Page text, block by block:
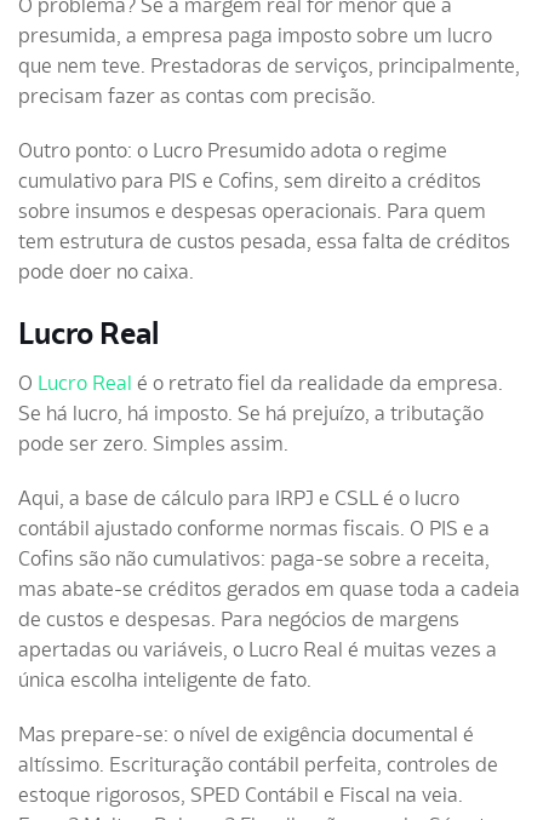
O problema? Se a margem real for menor que a
presumida, a empresa paga imposto sobre um lucro
que nem teve. Prestadoras de serviços, principalmente,
precisam fazer as contas com precisão.
Outro ponto: o Lucro Presumido adota o regime
cumulativo para PIS e Cofins, sem direito a créditos
sobre insumos e despesas operacionais. Para quem
tem estrutura de custos pesada, essa falta de créditos
pode doer no caixa.
Lucro Real
O Lucro Real é o retrato fiel da realidade da empresa.
Se há lucro, há imposto. Se há prejuízo, a tributação
pode ser zero. Simples assim.
Aqui, a base de cálculo para IRPJ e CSLL é o lucro
contábil ajustado conforme normas fiscais. O PIS e a
Cofins são não cumulativos: paga-se sobre a receita,
mas abate-se créditos gerados em quase toda a cadeia
de custos e despesas. Para negócios de margens
apertadas ou variáveis, o Lucro Real é muitas vezes a
única escolha inteligente de fato.
Mas prepare-se: o nível de exigência documental é
altíssimo. Escrituração contábil perfeita, controles de
estoque rigorosos, SPED Contábil e Fiscal na veia.